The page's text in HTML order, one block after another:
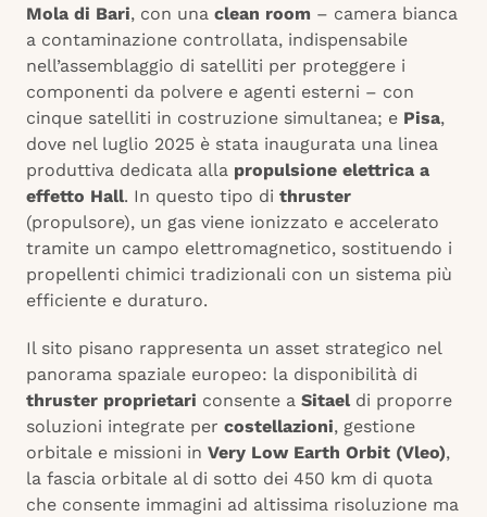
Mola di Bari, con una clean room – camera bianca
a contaminazione controllata, indispensabile
nell’assemblaggio di satelliti per proteggere i
componenti da polvere e agenti esterni – con
cinque satelliti in costruzione simultanea; e Pisa,
dove nel luglio 2025 è stata inaugurata una linea
produttiva dedicata alla propulsione elettrica a
effetto Hall. In questo tipo di thruster
(propulsore), un gas viene ionizzato e accelerato
tramite un campo elettromagnetico, sostituendo i
propellenti chimici tradizionali con un sistema più
efficiente e duraturo.
Il sito pisano rappresenta un asset strategico nel
panorama spaziale europeo: la disponibilità di
thruster proprietari consente a Sitaeldi proporre
soluzioni integrate per costellazioni, gestione
orbitale e missioni in Very Low Earth Orbit (Vleo),
la fascia orbitale al di sotto dei 450 km di quota
che consente immagini ad altissima risoluzione ma